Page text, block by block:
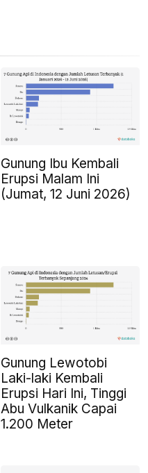
Gunung Ibu Kembali
Erupsi Malam Ini
(Jumat, 12 Juni 2026)
Gunung Lewotobi
Laki-laki Kembali
Erupsi Hari Ini, Tinggi
Abu Vulkanik Capai
1.200 Meter